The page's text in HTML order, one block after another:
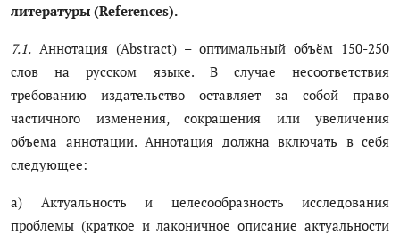
литературы (References).
7.1. Аннотация (Abstract) – оптимальный объём 150-250
слов на русском языке. В случае несоответствия
требованию издательство оставляет за собой право
частичного изменения, сокращения или увеличения
объема аннотации. Аннотация должна включать в себя
следующее:
a) Актуальность и целесообразность исследования
проблемы (краткое и лаконичное описание актуальности